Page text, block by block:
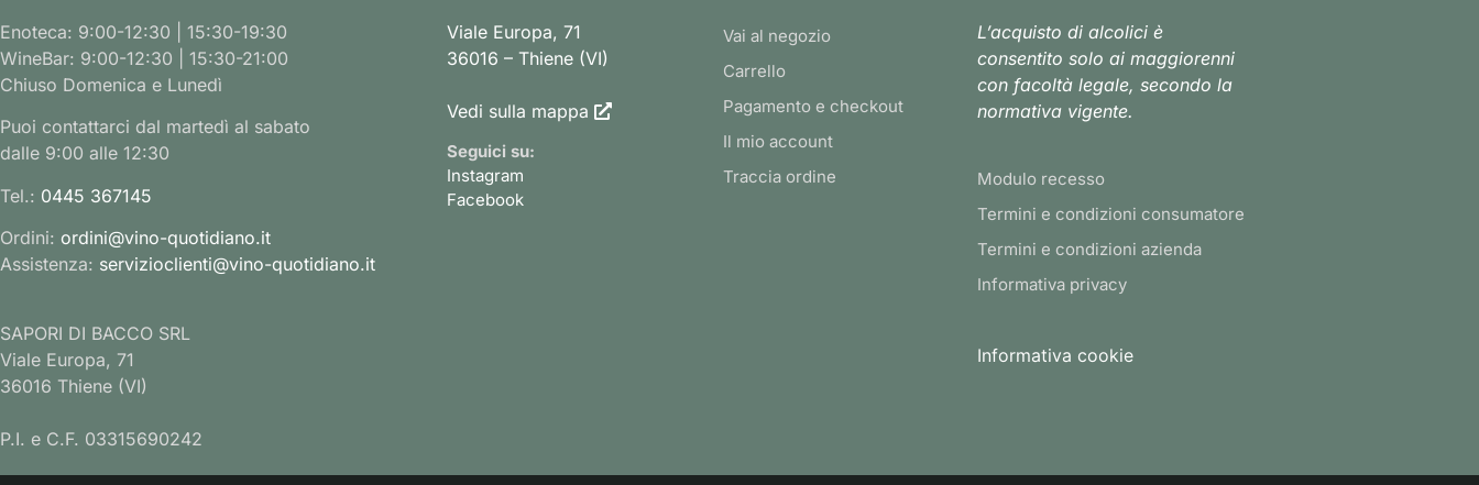
Enoteca: 9:00-12:30 | 15:30-19:30
WineBar: 9:00-12:30 | 15:30-21:00
Chiuso Domenica e Lunedì
Puoi contattarci dal martedì al sabato
dalle 9:00 alle 12:30
Tel.: 0445 367145
Ordini: ordini@vino-quotidiano.it
Assistenza: servizioclienti@vino-quotidiano.it
SAPORI DI BACCO SRL
Viale Europa, 71
36016 Thiene (VI)
P.I. e C.F. 03315690242
Viale Europa, 71
36016 – Thiene (VI)
Vedi sulla mappa
Seguici su:
Instagram
Facebook
Vai al negozio
Carrello
Pagamento e checkout
Il mio account
Traccia ordine
L’acquisto di alcolici è
consentito solo ai maggiorenni
con facoltà legale, secondo la
normativa vigente.
Modulo recesso
Termini e condizioni consumatore
Termini e condizioni azienda
Informativa privacy
Informativa cookie